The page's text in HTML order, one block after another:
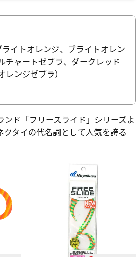
ライトオレンジ、ブライトオレン
チャートゼブラ、ダークレッド
ンジゼブラ）
ド「フリースライド」シリーズよ
クタイの代名詞として人気を誇る